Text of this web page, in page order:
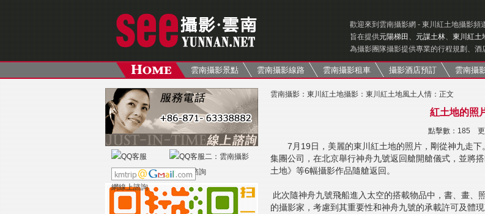
歡迎來到雲南攝影網 - 東川紅土地攝影頻
旨在提供元陽梯田 、 元謀土林、 東川紅土
為攝影團隊攝影提供專業的行程規劃、
雲南攝影景點 雲南攝影線路 雲南攝影租車 攝影酒店預訂 雲南攝
雲南攝影 ： 東川紅土地攝影 ： 東川紅土地風土人情 ：正文
紅土地的照
點擊數： 185 更
7月19日，美麗的東川紅土地的照片，剛從神九走
集團公司，在北京舉行神舟九號返回艙開艙儀式，並將
土地》等6幅攝影作品隨艙返回。
此次隨神舟九號飛船進入太空的搭載物品中，書、畫、
的攝影家，考慮到其重要性和神舟九號的承載許可及體